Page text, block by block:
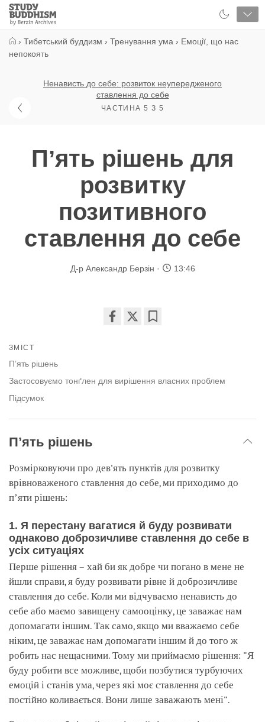
Close
Study
Buddhism
› Тибетський буддизм › Тренування ума › Емоції, що нас
непокоять
Ненависть до себе: розвиток неупередженого
ставлення до себе
ЧАСТИНА 5 З 5
Пʼять рішень для
розвитку
позитивного
ставлення до себе
Д-р Александр Берзін 13:46
ЗМІСТ
Пʼять рішень
Застосовуємо тонґлен для вирішення власних проблем
Підсумок
Пʼять рішень
Розмірковуючи про дев'ять пунктів для розвитку
врівноваженого ставлення до себе, ми приходимо до
пʼяти рішень:
1. Я перестану вагатися й буду розвивати
однаково доброзичливе ставлення до себе в
усіх ситуаціях
Перше рішення – хай би як добре чи погано в мене не
йшли справи, я буду розвивати рівне й доброзичливе
ставлення до себе. Коли ми відчуваємо ненависть до
себе або маємо завищену самооцінку, це заважає нам
допомагати іншим. Так само, якщо ми вважаємо себе
ніким, це заважає нам допомагати іншим й до того ж
робить нас нещасними. Тому ми приймаємо рішення: "Я
буду робити все можливе, щоби позбутися турбуючих
емоцій і станів ума, через які моє ставлення до себе
постійно коливається. Вони лише заважають мені".